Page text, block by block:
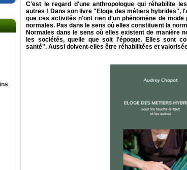
C'est le regard d'une anthropologue qui réhabilite
autres ! Dans son livre "Eloge des métiers hybrides",
que ces activités n'ont rien d'un phénomène de
normales. Pas dans le sens où elles constituent la
Normales dans le sens où elles existent de manière
les sociétés, quelle que soit l'époque. Elles sont
santé". Aussi doivent-elles être réhabilitées et